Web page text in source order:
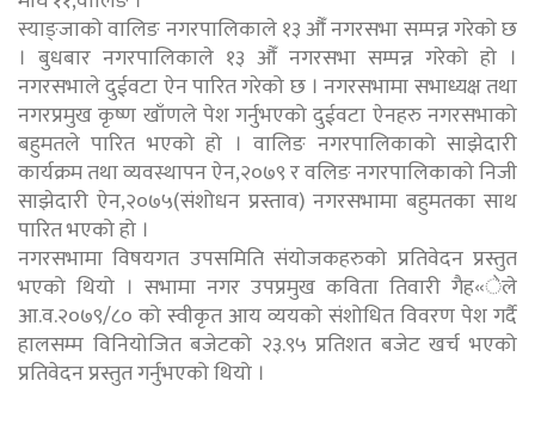
स्याङ्जाको वालिङ नगरपालिकाले १३ औँ नगरसभा सम्पन्न गरेको छ
। बुधबार नगरपालिकाले १३ औँ नगरसभा सम्पन्न गरेको हो ।
नगरसभाले दुईवटा ऐन पारित गरेको छ । नगरसभामा सभाध्यक्ष तथा
नगरप्रमुख कृष्ण खाँणले पेश गर्नुभएको दुईवटा ऐनहरु नगरसभाको
बहुमतले पारित भएको हो । वालिङ नगरपालिकाको साझेदारी
कार्यक्रम तथा व्यवस्थापन ऐन,२०७९ र वलिङ नगरपालिकाको निजी
साझेदारी ऐन,२०७५(संशोधन प्रस्ताव) नगरसभामा बहुमतका साथ
पारित भएको हो ।
नगरसभामा विषयगत उपसमिति संयोजकहरुको प्रतिवेदन प्रस्तुत
भएको थियो । सभामा नगर उपप्रमुख कविता तिवारी गैह«ेले
आ.व.२०७९/८० को स्वीकृत आय व्ययको संशोधित विवरण पेश गर्दै
हालसम्म विनियोजित बजेटको २३.९५ प्रतिशत बजेट खर्च भएको
प्रतिवेदन प्रस्तुत गर्नुभएको थियो ।